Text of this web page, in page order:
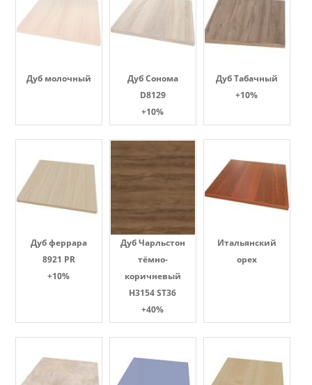
Дуб молочный
Дуб Сонома
D8129
+10%
Дуб Табачный
+10%
Дуб феррара
8921 PR
+10%
Дуб Чарльстон
тёмно-
коричневый
H3154 ST36
+40%
Итальянский
орех